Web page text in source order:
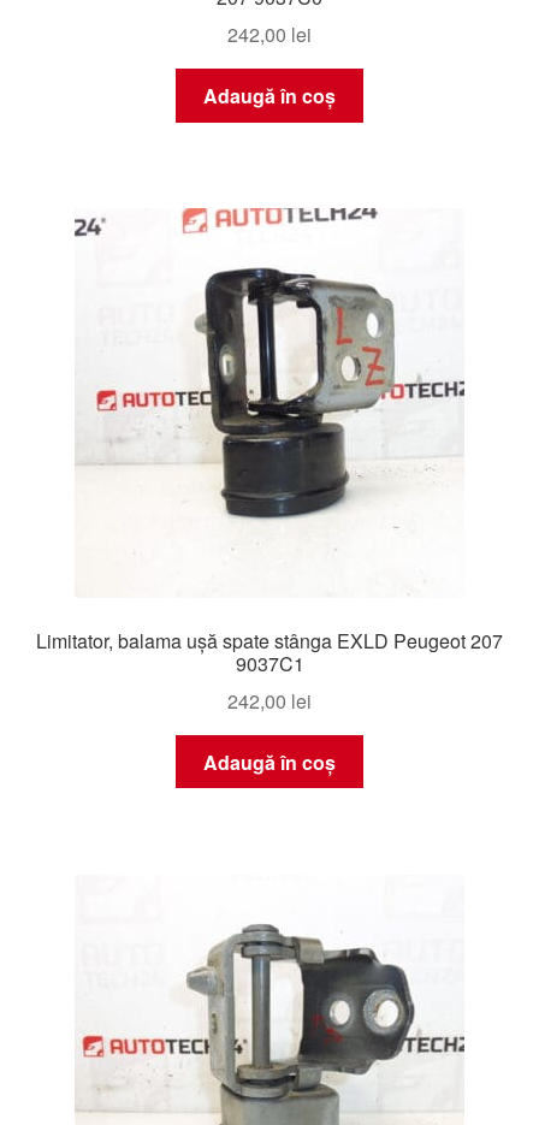
242,00 lei
Adaugă în coș
Limitator, balama ușă spate stânga EXLD Peugeot 207
9037C1
242,00 lei
Adaugă în coș